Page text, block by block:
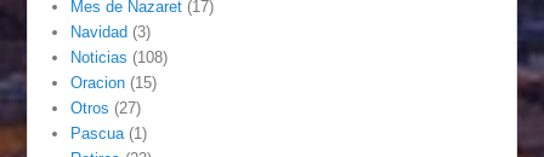
Mes de Nazaret (17)
Navidad (3)
Noticias (108)
Oracion (15)
Otros (27)
Pascua (1)